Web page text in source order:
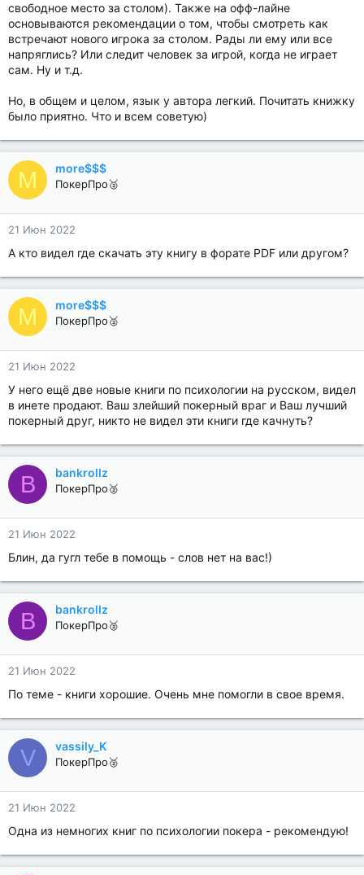
свободное место за столом). Также на офф-лайне
основываются рекомендации о том, чтобы смотреть как
встречают нового игрока за столом. Рады ли ему или все
напряглись? Или следит человек за игрой, когда не играет
сам. Ну и т.д.
Но, в общем и целом, язык у автора легкий. Почитать книжку
было приятно. Что и всем советую)
M more$$$
ПокерПро🥈
21 Июн 2022
А кто видел где скачать эту книгу в форате PDF или другом?
M more$$$
ПокерПро🥈
21 Июн 2022
У него ещё две новые книги по психологии на русском, видел
в инете продают. Ваш злейший покерный враг и Ваш лучший
покерный друг, никто не видел эти книги где качнуть?
B bankrollz
ПокерПро🥈
21 Июн 2022
Блин, да гугл тебе в помощь - слов нет на вас!)
B bankrollz
ПокерПро🥈
21 Июн 2022
По теме - книги хорошие. Очень мне помогли в свое время.
V vassily_K
ПокерПро🥈
21 Июн 2022
Одна из немногих книг по психологии покера - рекомендую!